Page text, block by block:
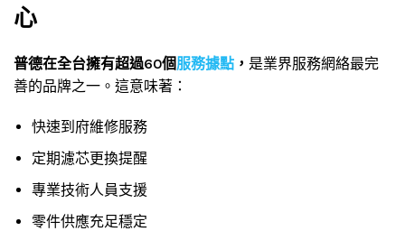
心
普德在全台擁有超過60個服務據點 ， 是業界服務網絡最完
善的品牌之一。這意味著：
快速到府維修服務
定期濾芯更換提醒
專業技術人員支援
零件供應充足穩定